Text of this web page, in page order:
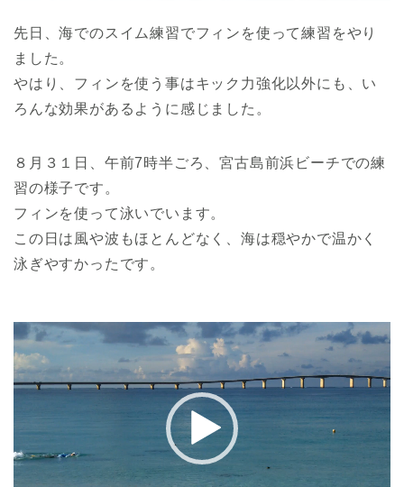
先日、海でのスイム練習でフィンを使って練習をやり
ました。
やはり、フィンを使う事はキック力強化以外にも、い
ろんな効果があるように感じました。
８月３１日、午前7時半ごろ、宮古島前浜ビーチでの練
習の様子です。
フィンを使って泳いでいます。
この日は風や波もほとんどなく、海は穏やかで温かく
泳ぎやすかったです。
画
プ
レ